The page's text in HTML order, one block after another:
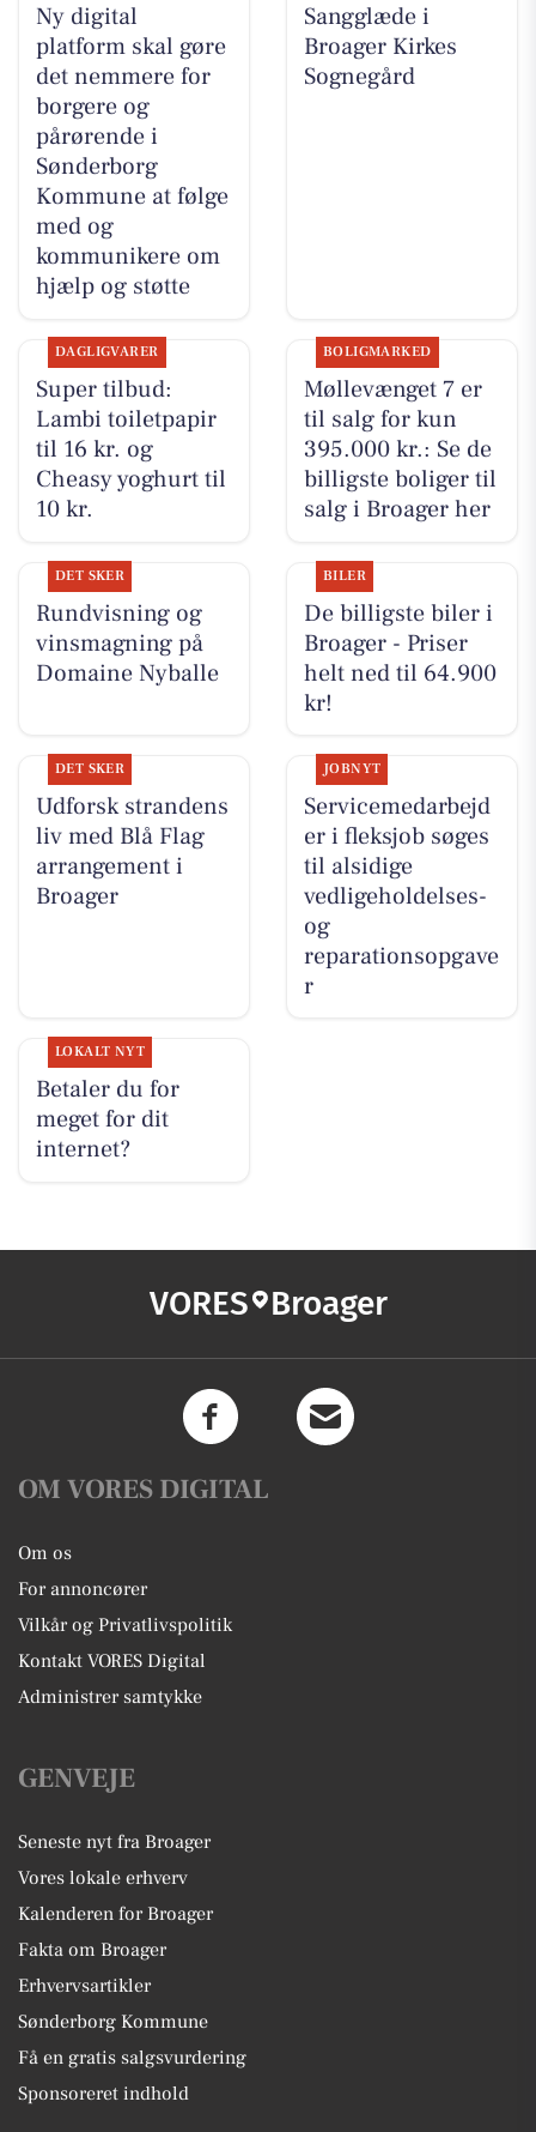
Ny digital
platform skal gøre
det nemmere for
borgere og
pårørende i
Sønderborg
Kommune at følge
med og
kommunikere om
hjælp og støtte
Sangglæde i
Broager Kirkes
Sognegård
DAGLIGVARER
Super tilbud:
Lambi toiletpapir
til 16 kr. og
Cheasy yoghurt til
10 kr.
BOLIGMARKED
Møllevænget 7 er
til salg for kun
395.000 kr.: Se de
billigste boliger til
salg i Broager her
DET SKER
Rundvisning og
vinsmagning på
Domaine Nyballe
BILER
De billigste biler i
Broager - Priser
helt ned til 64.900
kr!
DET SKER
Udforsk strandens
liv med Blå Flag
arrangement i
Broager
JOBNYT
Servicemedarbejd
er i fleksjob søges
til alsidige
vedligeholdelses-
og
reparationsopgave
r
LOKALT NYT
Betaler du for
meget for dit
internet?
VORES Broager
OM VORES DIGITAL
Om os
For annoncører
Vilkår og Privatlivspolitik
Kontakt VORES Digital
Administrer samtykke
GENVEJE
Seneste nyt fra Broager
Vores lokale erhverv
Kalenderen for Broager
Fakta om Broager
Erhvervsartikler
Sønderborg Kommune
Få en gratis salgsvurdering
Sponsoreret indhold